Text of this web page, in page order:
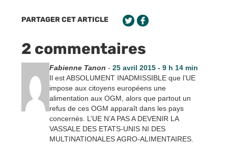
PARTAGER CET ARTICLE
2 commentaires
Fabienne Tanon - 25 avril 2015 - 9 h 14 min
Il est ABSOLUMENT INADMISSIBLE que l’UE
impose aux citoyens européens une
alimentation aux OGM, alors que partout un
refus de ces OGM apparaît dans les pays
concernés. L’UE N’A PAS A DEVENIR LA
VASSALE DES ETATS-UNIS NI DES
MULTINATIONALES AGRO-ALIMENTAIRES.